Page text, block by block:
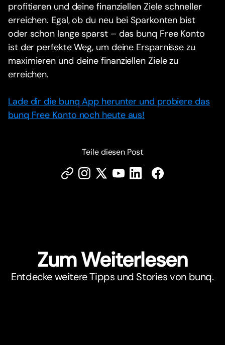
profitieren und deine finanziellen Ziele schneller
erreichen. Egal, ob du neu bei Sparkonten bist
oder schon lange sparst – das bunq Free Konto
ist der perfekte Weg, um deine Ersparnisse zu
maximieren und deine finanziellen Ziele zu
erreichen.
Lade dir die bunq App herunter und probiere das
bunq Free Konto noch heute aus!
Teile diesen Post
Zum Weiterlesen
Entdecke weitere Tipps und Stories von bunq.